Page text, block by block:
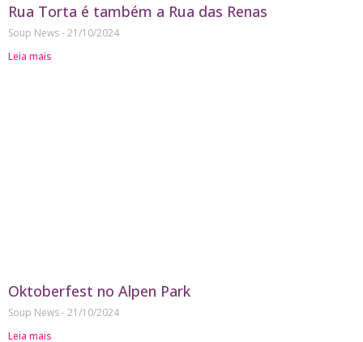
Rua Torta é também a Rua das Renas
Soup News 21/10/2024
Leia mais
Oktoberfest no Alpen Park
Soup News 21/10/2024
Leia mais